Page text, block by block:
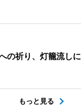
の祈り、灯籠流しに
もっと見る